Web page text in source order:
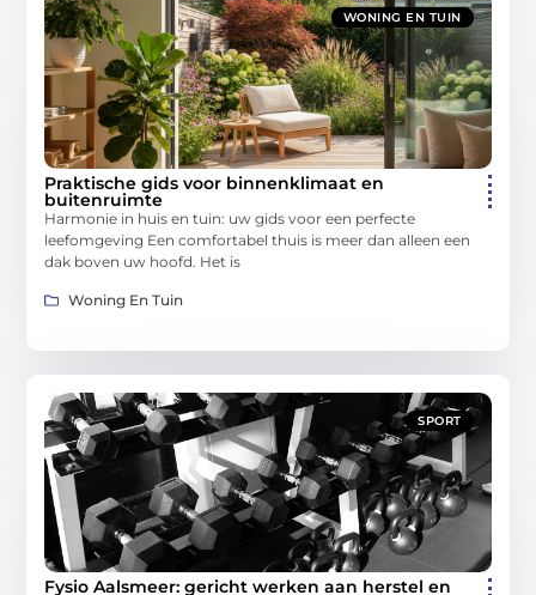
WONING EN TUIN
Praktische gids voor binnenklimaat en
buitenruimte
Harmonie in huis en tuin: uw gids voor een perfecte
leefomgeving Een comfortabel thuis is meer dan alleen een
dak boven uw hoofd. Het is
Woning En Tuin
SPORT
Fysio Aalsmeer: gericht werken aan herstel en